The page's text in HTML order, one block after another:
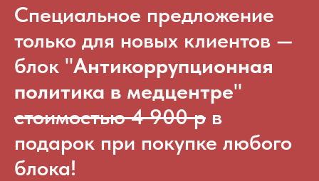
Специальное предложение
только для новых клиентов —
блок "Антикоррупционная
политика в медцентре"
стоимостью 4 900 р в
подарок при покупке любого
блока!